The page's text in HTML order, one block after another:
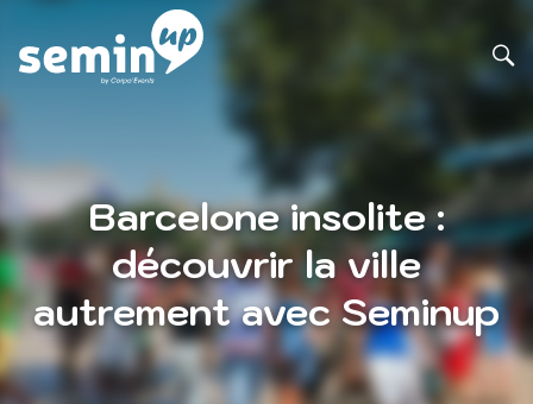
Barcelone insolite :
découvrir la ville
autrement avec Seminup